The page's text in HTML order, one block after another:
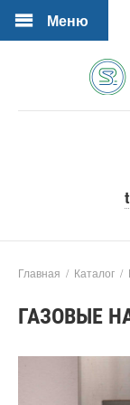
Меню
Главная / Каталог /
ГАЗОВЫЕ